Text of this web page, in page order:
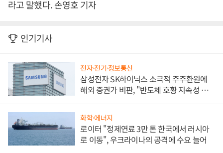
라고 말했다. 손영호 기자
인기기사
전자·전기·정보통신
삼성전자 SK하이닉스 소극적 주주환원에
해외 증권가 비판, "반도체 호황 지속성 의
화학·에너지
로이터 "정제연료 3만 톤 한국에서 러시아
로 이동", 우크라이나의 공격에 수요 늘어